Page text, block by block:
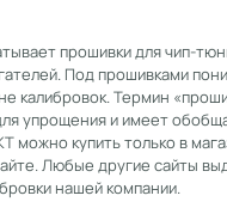
прошивки для чип-
Под прошивками
калибровок. Термин
упрощения и имеет
можно купить только в
Любые другие сайты
нашей компании.